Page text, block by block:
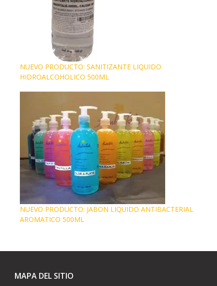
NUEVO PRODUCTO: SANITIZANTE LIQUIDO
HIDROALCOHOLICO 500ML
NUEVO PRODUCTO: JABON LIQUIDO ANTIBACTERIAL
AROMATICO 500ML
MAPA DEL SITIO